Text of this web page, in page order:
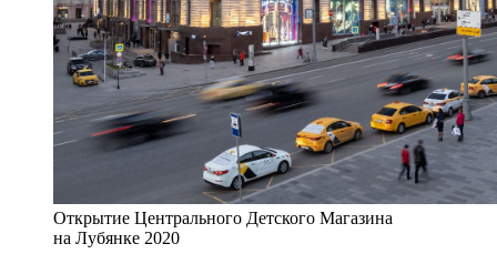
Открытие Центрального Детского Магазина
на Лубянке 2020